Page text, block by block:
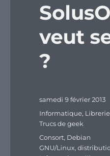
veut
?
Publié
samedi 9 février 2013
Catégories
Informatique,
Trucs de geek
Étiquettes
Consort, Debian
GNU/Linux,